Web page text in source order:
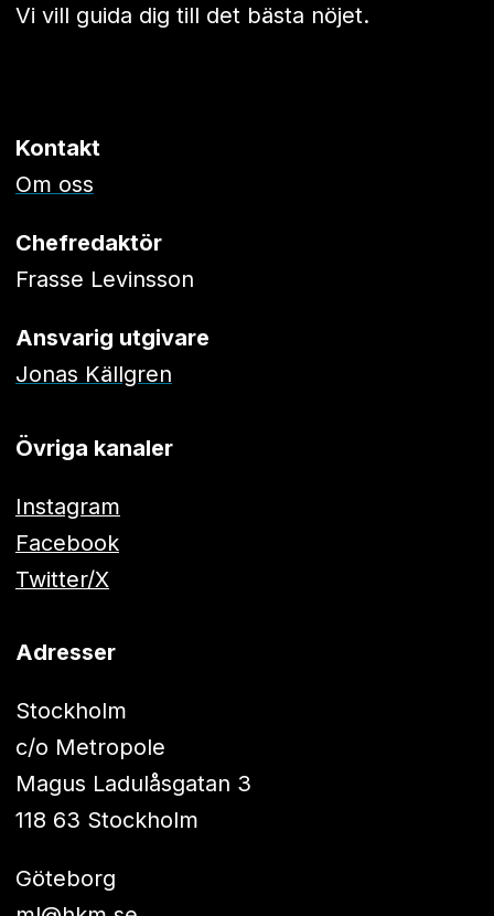
Vi vill guida dig till det bästa nöjet.
Kontakt
Om oss
Chefredaktör
Frasse Levinsson
Ansvarig utgivare
Jonas Källgren
Övriga kanaler
Instagram
Facebook
Twitter/X
Adresser
Stockholm
c/o Metropole
Magus Ladulåsgatan 3
118 63 Stockholm
Göteborg